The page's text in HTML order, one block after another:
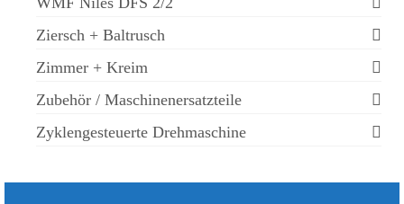
Ziersch + Baltrusch
Zimmer + Kreim
Zubehör / Maschinenersatzteile
Zyklengesteuerte Drehmaschine